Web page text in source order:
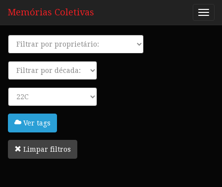
Memórias Coletivas
Proprietário
Década
Tags
Ver tags
Limpar filtros